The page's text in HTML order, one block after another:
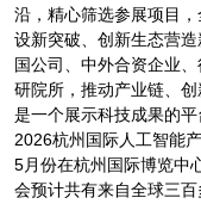
沿，精心筛选参展项目
设新突破、创新生态营
国公司、中外合资企业
研院所，推动产业链、
是一个展示科技成果的
2026杭州国际人工智能
5月份在杭州国际博览中
会预计共有来自全球三